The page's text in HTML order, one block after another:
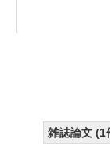
雑誌論文 (1